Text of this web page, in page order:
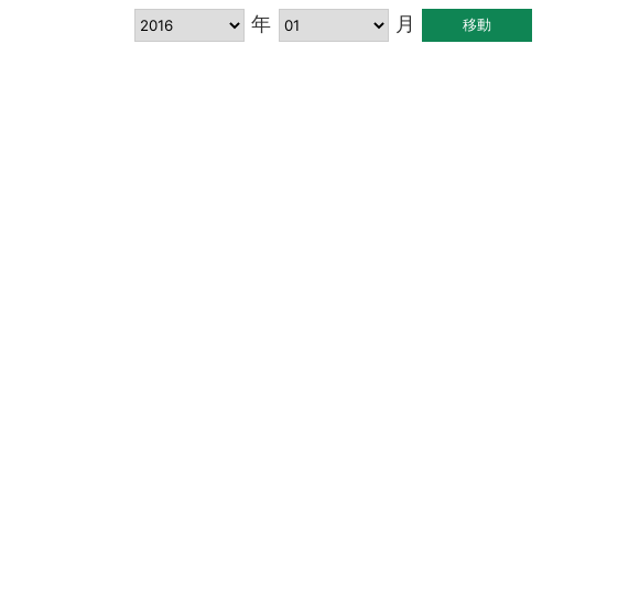
年 月